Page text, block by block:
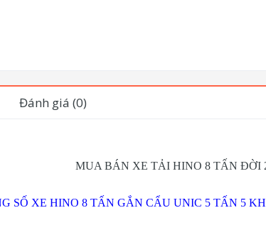
Đánh giá (0)
MUA BÁN XE TẢI HINO 8 TẤN ĐỜI
SỐ XE HINO 8 TẤN GẮN CẨU UNIC 5 TẤN 5